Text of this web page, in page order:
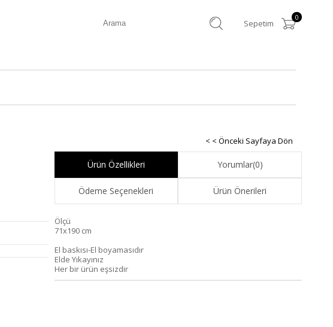
Sepetim
0
< < Önceki Sayfaya Dön
Ürün Özellikleri Yorumlar(0)
Ödeme Seçenekleri Ürün Önerileri
Ölçü
71x190 cm
El baskısı-El boyamasıdır
Elde Yıkayınız
Her bir ürün eşsizdir